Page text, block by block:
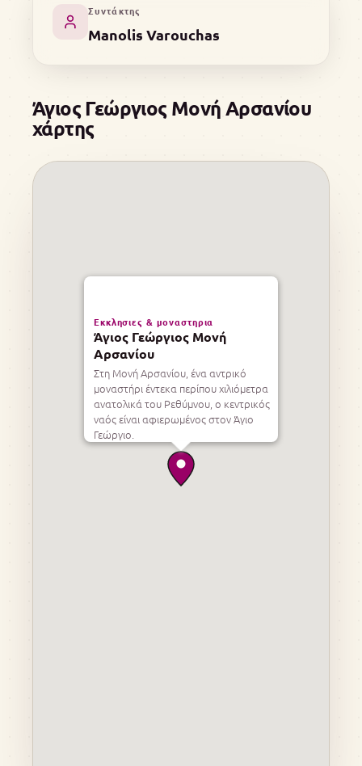
Συντάκτης
Manolis Varouchas
Άγιος Γεώργιος Μονή Αρσανίου
χάρτης
Εκκλησιες & μοναστηρια
Άγιος Γεώργιος Μονή
Αρσανίου
Στη Μονή Αρσανίου, ένα αντρικό
μοναστήρι έντεκα περίπου χιλιόμετρα
ανατολικά του Ρεθύμνου, ο κεντρικός
ναός είναι αφιερωμένος στον Άγιο
Γεώργιο.